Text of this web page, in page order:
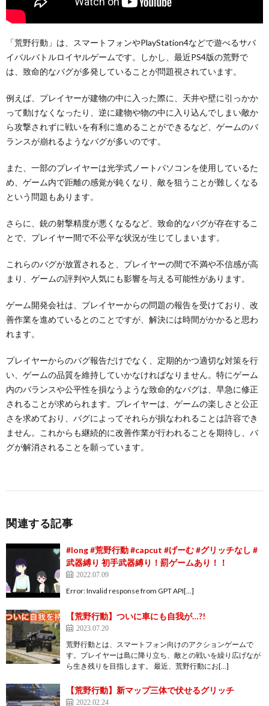
「荒野行動」は、スマートフォンやPlayStation4などで遊べるサバ
イバルバトルロイヤルゲームです。しかし、最近PS4版の荒野で
は、致命的なバグが多発していることが問題視されています。
例えば、プレイヤーが建物の中に入った際に、天井や壁に引っかか
って動けなくなったり、逆に建物や物の中に入り込んでしまい敵か
ら攻撃されずに戦いを有利に進めることができるなど、ゲームのバ
ランスが崩れるようなバグが多いのです。
また、一部のプレイヤーは光学式ノートパソコンを使用しているた
め、ゲーム内で距離の感覚が鈍くなり、敵を狙うことが難しくなる
という問題もあります。
さらに、銃の射撃精度が悪くなるなど、致命的なバグが存在するこ
とで、プレイヤー間で不公平な状況が生じてしまいます。
これらのバグが放置されると、プレイヤーの間で不満や不信感が高
まり、ゲームの評判や人気にも影響を与える可能性があります。
ゲーム開発会社は、プレイヤーからの問題の報告を受けており、改
善作業を進めているとのことですが、解決には時間がかかると思わ
れます。
プレイヤーからのバグ報告だけでなく、定期的かつ適切な対策を行
い、ゲームの品質を維持していかなければなりません。特にゲーム
内のバランスや公平性を損なうような致命的なバグは、早急に修正
されることが求められます。プレイヤーは、ゲームの楽しさと公正
さを求めており、バグによってそれらが損なわれることは許容でき
ません。これからも継続的に改善作業が行われることを期待し、バ
グが解消されることを願っています。
関連する記事
#long #荒野行動 #capcut #げーむ #グリッチなし #
武器縛り 初手武器縛り！罰ゲームあり！！
2022.07.09
Error: Invalid response from GPT API[…]
【荒野行動】ついに車にも自我が…?!
2023.07.20
荒野行動とは、スマートフォン向けのアクションゲームで
す。プレイヤーは島に降り立ち、敵との戦いを繰り広げなが
ら生き残りを目指します。 最近、荒野行動にお[…]
【荒野行動】新マップ三体で伏せるグリッチ
2022.02.24